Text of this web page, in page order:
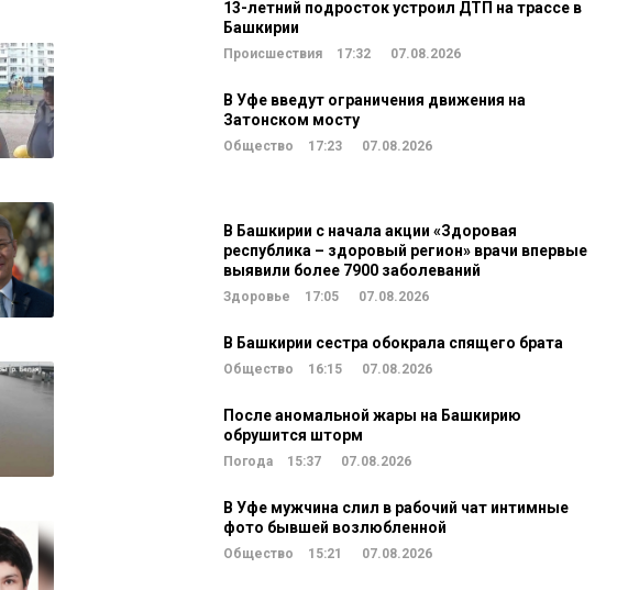
13-летний подросток устроил ДТП на трассе в
Башкирии
Происшествия 17:32 07.08.2026
В Уфе введут ограничения движения на
Затонском мосту
Общество 17:23 07.08.2026
В Башкирии с начала акции «Здоровая
республика – здоровый регион» врачи впервые
выявили более 7900 заболеваний
Здоровье 17:05 07.08.2026
В Башкирии сестра обокрала спящего брата
Общество 16:15 07.08.2026
После аномальной жары на Башкирию
обрушится шторм
Погода 15:37 07.08.2026
В Уфе мужчина слил в рабочий чат интимные
фото бывшей возлюбленной
Общество 15:21 07.08.2026